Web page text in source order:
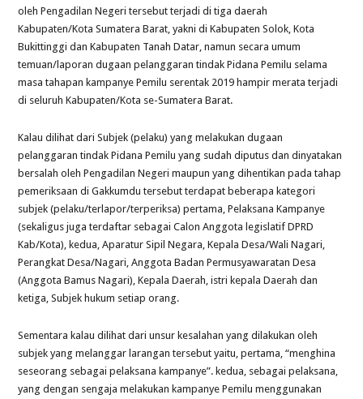
oleh Pengadilan Negeri tersebut terjadi di tiga daerah
Kabupaten/Kota Sumatera Barat, yakni di Kabupaten Solok, Kota
Bukittinggi dan Kabupaten Tanah Datar, namun secara umum
temuan/laporan dugaan pelanggaran tindak Pidana Pemilu selama
masa tahapan kampanye Pemilu serentak 2019 hampir merata terjadi
di seluruh Kabupaten/Kota se-Sumatera Barat.
Kalau dilihat dari Subjek (pelaku) yang melakukan dugaan
pelanggaran tindak Pidana Pemilu yang sudah diputus dan dinyatakan
bersalah oleh Pengadilan Negeri maupun yang dihentikan pada tahap
pemeriksaan di Gakkumdu tersebut terdapat beberapa kategori
subjek (pelaku/terlapor/terperiksa) pertama, Pelaksana Kampanye
(sekaligus juga terdaftar sebagai Calon Anggota legislatif DPRD
Kab/Kota), kedua, Aparatur Sipil Negara, Kepala Desa/Wali Nagari,
Perangkat Desa/Nagari, Anggota Badan Permusyawaratan Desa
(Anggota Bamus Nagari), Kepala Daerah, istri kepala Daerah dan
ketiga, Subjek hukum setiap orang.
Sementara kalau dilihat dari unsur kesalahan yang dilakukan oleh
subjek yang melanggar larangan tersebut yaitu, pertama, “menghina
seseorang sebagai pelaksana kampanye”. kedua, sebagai pelaksana,
yang dengan sengaja melakukan kampanye Pemilu menggunakan